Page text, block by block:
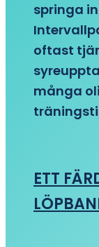
springa
oftast
många
ETT